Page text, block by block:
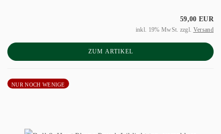
59,00 EUR
inkl. 19% MwSt. zzgl. Versand
ZUM ARTIKEL
NUR NOCH WENIGE